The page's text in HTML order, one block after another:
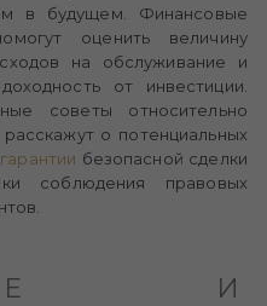
в будущем. Финансовые
оценить величину
на обслуживание и
от инвестиции.
советы относительно
о потенциальных
гарантии безопасной сделки
соблюдения правовых
И